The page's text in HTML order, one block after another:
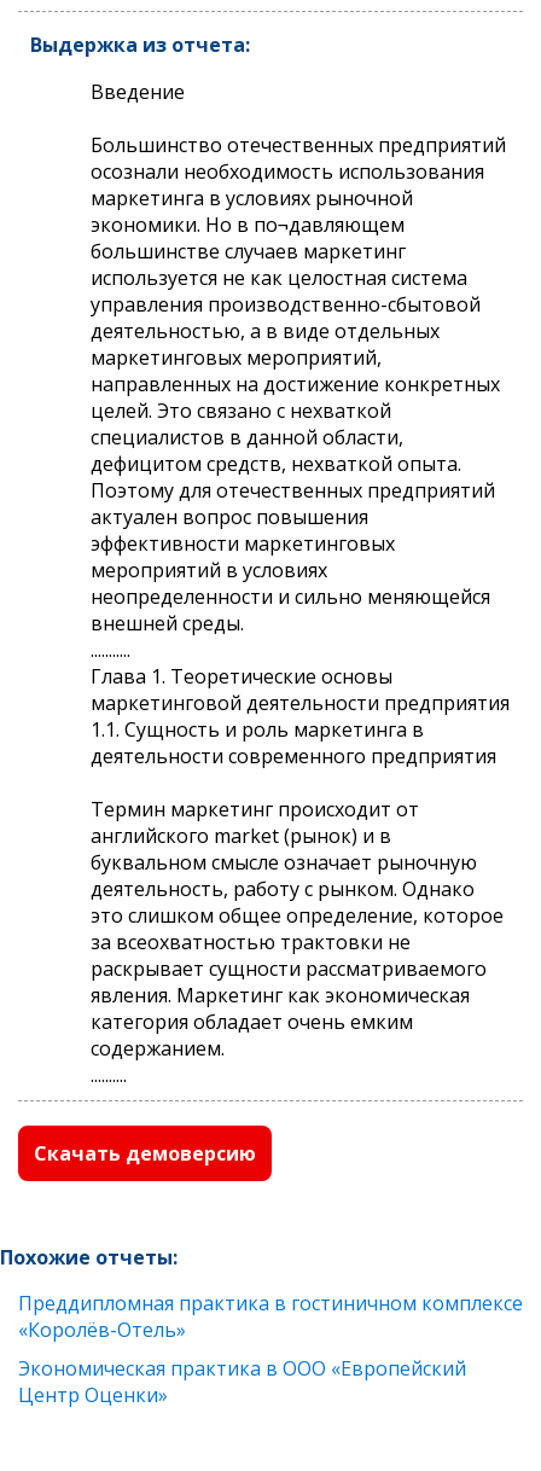
Выдержка из отчета:
Введение
Большинство отечественных предприятий
осознали необходимость использования
маркетинга в условиях рыночной
экономики. Но в по¬давляющем
большинстве случаев маркетинг
используется не как целостная система
управления производственно-сбытовой
деятельностью, а в виде отдельных
маркетинговых мероприятий,
направленных на достижение конкретных
целей. Это связано с нехваткой
специалистов в данной области,
дефицитом средств, нехваткой опыта.
Поэтому для отечественных предприятий
актуален вопрос повышения
эффективности маркетинговых
мероприятий в условиях
неопределенности и сильно меняющейся
внешней среды.
...........
Глава 1. Теоретические основы
маркетинговой деятельности предприятия
1.1. Сущность и роль маркетинга в
деятельности современного предприятия
Термин маркетинг происходит от
английского market (рынок) и в
буквальном смысле означает рыночную
деятельность, работу с рынком. Однако
это слишком общее определение, которое
за всеохватностью трактовки не
раскрывает сущности рассматриваемого
явления. Маркетинг как экономическая
категория обладает очень емким
содержанием.
..........
Скачать демоверсию
Похожие отчеты:
Преддипломная практика в гостиничном комплексе
«Королёв-Отель»
Экономическая практика в ООО «Европейский
Центр Оценки»